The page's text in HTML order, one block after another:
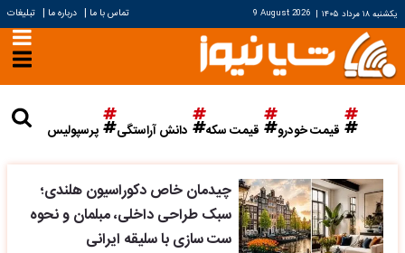
یکشنبه ۱۸ مرداد ۱۴۰۵ |
9 August 2026 تماس با ما | درباره ما | تبلیغات
قیمت خودرو قیمت سکه دانش آراستگی پرسپولیس
چیدمان خاص دکوراسیون هلندی؛
سبک طراحی داخلی، مبلمان و نحوه
ست سازی با سلیقه ایرانی